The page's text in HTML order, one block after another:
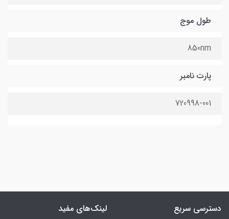
طول موج
850nm
پارت نامبر
720998-001
دسترسی سریع لینک‌های مفید